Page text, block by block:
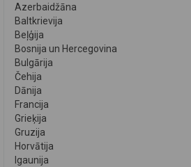
Azerbaidžāna
Baltkrievija
Beļģija
Bosnija un Hercegovina
Bulgārija
Čehija
Dānija
Francija
Grieķija
Gruzija
Horvātija
Igaunija